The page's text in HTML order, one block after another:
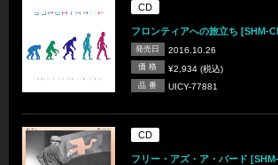
CD
フロンティアへの旅立ち [SHM-
発売日 2016.10.26
価 格 ¥2,934 (税込)
品 番 UICY-77881
CD
フリー・アズ・ア・バード